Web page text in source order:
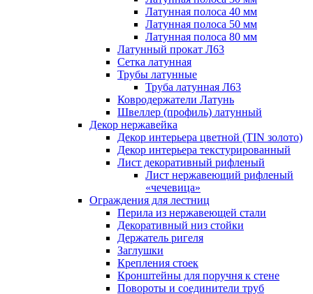
Латунная полоса 40 мм
Латунная полоса 50 мм
Латунная полоса 80 мм
Латунный прокат Л63
Сетка латунная
Трубы латунные
Труба латунная Л63
Ковродержатели Латунь
Швеллер (профиль) латунный
Декор нержавейка
Декор интерьера цветной (TIN золото)
Декор интерьера текстурированный
Лист декоративный рифленый
Лист нержавеющий рифленый
«чечевица»
Ограждения для лестниц
Перила из нержавеющей стали
Декоративный низ стойки
Держатель ригеля
Заглушки
Крепления стоек
Кронштейны для поручня к стене
Повороты и соединители труб